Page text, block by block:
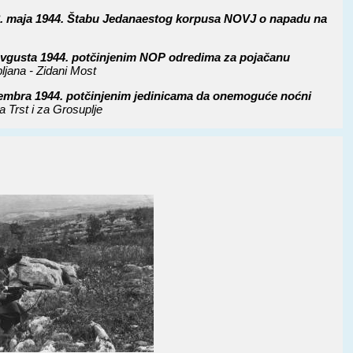
1944. Štabu Jedanaestog korpusa NOVJ o napadu na
1944. potčinjenim NOP odredima za pojačanu
- Zidani Most
1944. potčinjenim jedinicama da onemoguće noćni
Trst i za Grosuplje
Glavnom štabu Slovenije za sadejstvo i osiguranje
dejstvima prema Istri i Trstu
Štabu 4. armije za nastupanje prema Istri i Trstu
Štabu 4. armije o stavljanju 29. divizije pod njenu
Trstu
JA od 24. aprila 1945. Štabu divizije o aktivnosti 3.